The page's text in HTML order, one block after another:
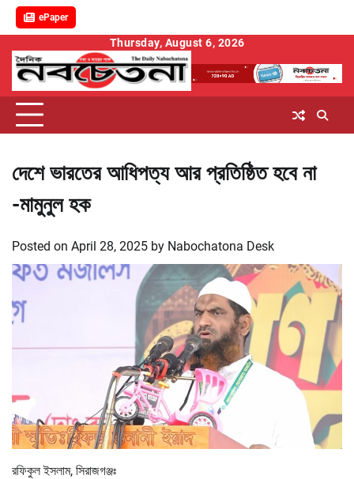
ePaper
content
Thursday, August 6, 2026
দেশে ভারতের আধিপত্য আর প্রতিষ্ঠিত হবে না
-মামুনুল হক
Posted on April 28, 2025 by Nabochatona Desk
রফিকুল ইসলাম, সিরাজগঞ্জঃ